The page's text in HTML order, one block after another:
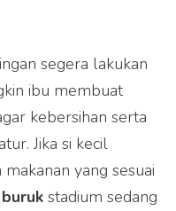
segera lakukan
ibu membuat
kebersihan serta
Jika si kecil
yang sesuai
stadium sedang